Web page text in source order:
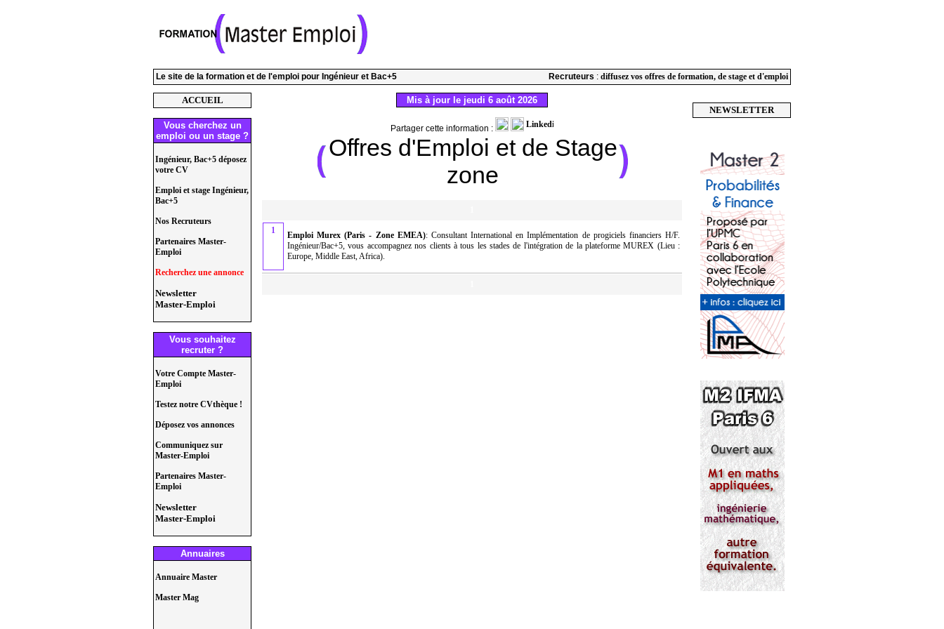
Le site de la formation et de l'emploi pour Ingénieur et Bac+5 Recruteurs : diffusez vos offres de formation, de stage et d'emploi
ACCUEIL
Vous cherchez un
emploi ou un stage ?
Ingénieur, Bac+5 déposez
votre CV
Emploi et stage Ingénieur,
Bac+5
Nos Recruteurs
Partenaires Master-
Emploi
Recherchez une annonce
Newsletter
Master-Emploi
Vous souhaitez
recruter ?
Votre Compte Master-
Emploi
Testez notre CVthèque !
Déposez vos annonces
Communiquez sur
Master-Emploi
Partenaires Master-
Emploi
Newsletter
Master-Emploi
Annuaires
Annuaire Master
Master Mag
Mis à jour le jeudi 6 août 2026
Partager cette information :
Offres d'Emploi et de Stage
zone
1 Emploi Murex (Paris - Zone EMEA): Consultant International en Implémentation de progiciels financiers H/F.
Ingénieur/Bac+5, vous accompagnez nos clients à tous les stades de l'intégration de la plateforme MUREX (Lieu :
Europe, Middle East, Africa).
NEWSLETTER